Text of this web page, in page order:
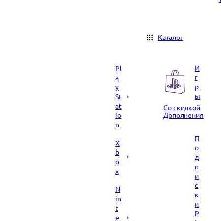
Каталог
Pl
a
y
St
at
io
n
X
b
o
x
N
in
t
e
И
г
р
ы
Со скидкой
Дополнения
П
о
д
п
и
с
к
и
P